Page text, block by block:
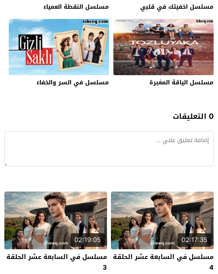
مسلسل اخفيتك في قلبي مسلسل النقطة العمياء
مسلسل الياقة المغبرة مسلسل في السر والخفاء
0 التعليقات
02:17:35
مسلسل في السابعة عشر الحلقة
4
02:19:05
مسلسل في السابعة عشر الحلقة
3